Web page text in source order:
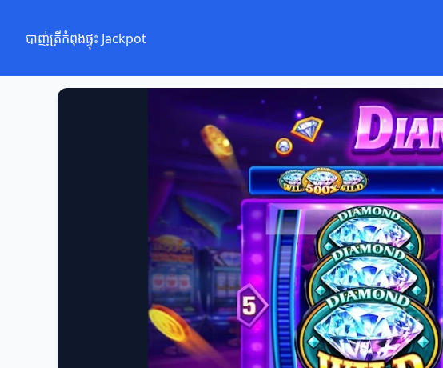
បាញ់ត្រីកំពុងផ្ទុះ Jackpot